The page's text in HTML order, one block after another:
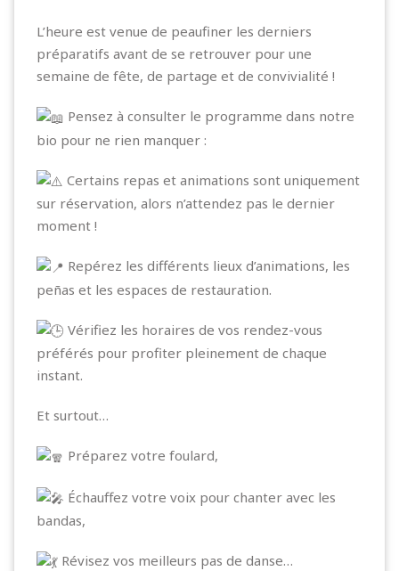
L’heure est venue de peaufiner les derniers
préparatifs avant de se retrouver pour une
semaine de fête, de partage et de convivialité !
Pensez à consulter le programme dans notre
bio pour ne rien manquer :
Certains repas et animations sont uniquement
sur réservation, alors n’attendez pas le dernier
moment !
Repérez les différents lieux d’animations, les
peñas et les espaces de restauration.
Vérifiez les horaires de vos rendez-vous
préférés pour profiter pleinement de chaque
instant.
Et surtout…
Préparez votre foulard,
Échauffez votre voix pour chanter avec les
bandas,
Révisez vos meilleurs pas de danse…